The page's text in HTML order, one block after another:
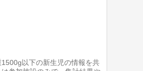
以下の新生児の情報を共